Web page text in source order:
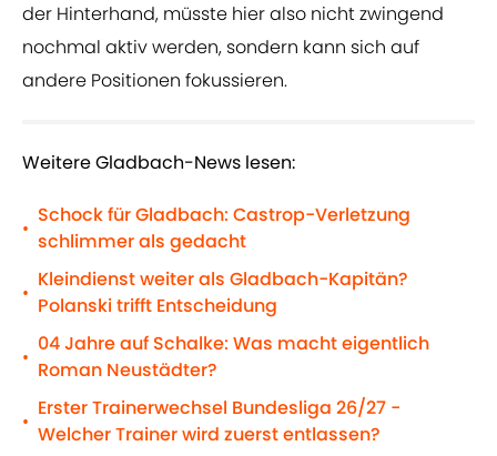
der Hinterhand, müsste hier also nicht zwingend
nochmal aktiv werden, sondern kann sich auf
andere Positionen fokussieren.
Weitere Gladbach-News lesen:
•
Schock für Gladbach: Castrop-Verletzung
schlimmer als gedacht
•
Kleindienst weiter als Gladbach-Kapitän?
Polanski trifft Entscheidung
•
04 Jahre auf Schalke: Was macht eigentlich
Roman Neustädter?
•
Erster Trainerwechsel Bundesliga 26/27 -
Welcher Trainer wird zuerst entlassen?